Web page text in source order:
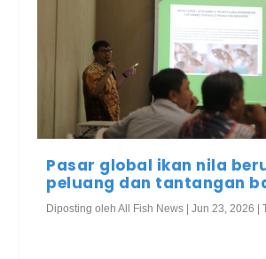
Pasar global ikan nila
peluang dan tantangan
Diposting olehAll Fish News |Jun 23, 2026 |